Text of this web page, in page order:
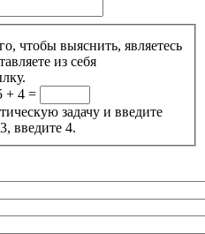
чтобы выяснить, являетесь
из себя
+ 4 =
задачу и введите
введите 4.